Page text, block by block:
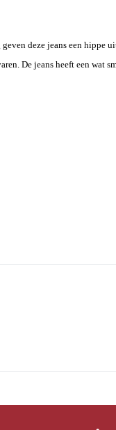
deze jeans een
De jeans heeft een wat